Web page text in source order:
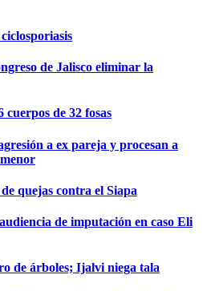
de Jalisco eliminar la
cuerpos de 32 fosas
a ex pareja y procesan a
quejas contra el Siapa
de imputación en caso Eli
de árboles; Ijalvi niega tala